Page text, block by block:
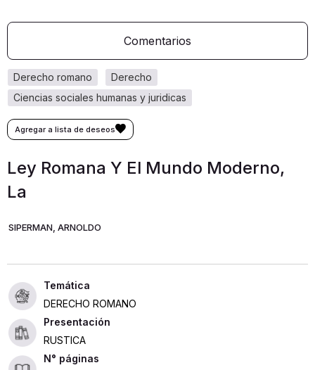
Comentarios
ciencias sociales humanas y juridicas
derecho
derecho romano
Ley Romana Y El Mundo Moderno,
La
SIPERMAN, ARNOLDO
DERECHO ROMANO
Presentación
RUSTICA